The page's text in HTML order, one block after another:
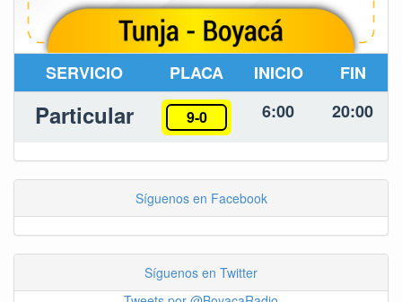
SERVICIO PLACA INICIO FIN
Particular 9-0 6:00 20:00
Síguenos en Facebook
Síguenos en Twitter